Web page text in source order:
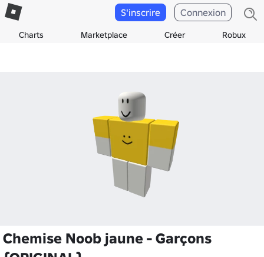
Charts Marketplace Créer Robux
S'inscrire Connexion
Chemise Noob jaune - Garçons